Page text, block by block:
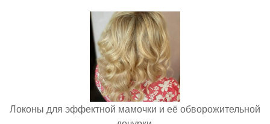
Локоны для эффектной мамочки и её обворожительной